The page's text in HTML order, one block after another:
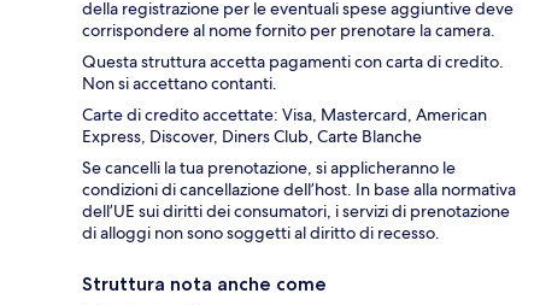
della registrazione per le eventuali spese aggiuntive deve
corrispondere al nome fornito per prenotare la camera.
Questa struttura accetta pagamenti con carta di credito.
Non si accettano contanti.
Carte di credito accettate: Visa, Mastercard, American
Express, Discover, Diners Club, Carte Blanche
Se cancelli la tua prenotazione, si applicheranno le
condizioni di cancellazione dell’host. In base alla normativa
dell’UE sui diritti dei consumatori, i servizi di prenotazione
di alloggi non sono soggetti al diritto di recesso.
Struttura nota anche come